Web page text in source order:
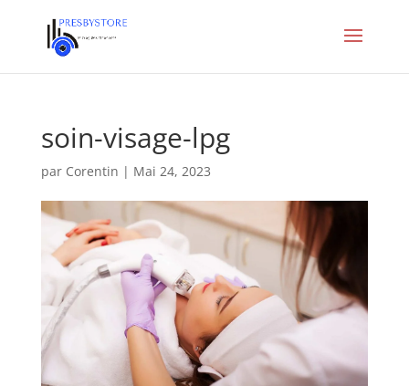
soin-visage-lpg
par Corentin | Mai 24, 2023